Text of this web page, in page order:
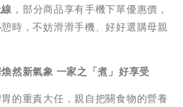
，部分商品享有手機下單優惠價，
時，不妨滑滑手機、好好選購母親
然新氣象 一家之「煮」好享受
的重責大任，親自把關食物的營養